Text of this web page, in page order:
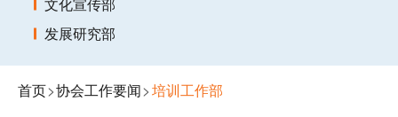
发展研究部
首页>协会工作要闻>培训工作部